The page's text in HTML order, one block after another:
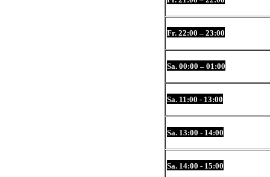
Fr. 22:00 – 23:00
Sa. 00:00 – 01:00
Sa. 11:00 - 13:00
Sa. 13:00 - 14:00
Sa. 14:00 - 15:00